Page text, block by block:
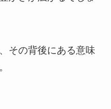
その背後にある意味